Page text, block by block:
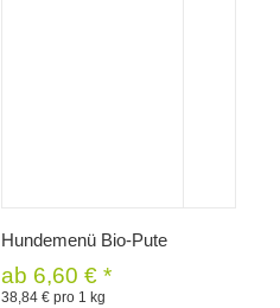
Schnellkauf
Hundemenü Bio-Pute
ab 6,60 € *
38,84 € pro 1 kg